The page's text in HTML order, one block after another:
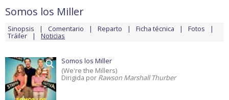
Somos los Miller
Sinopsis Comentario Reparto Ficha técnica Fotos
Tráiler Noticias
Somos los Miller
(We're the Millers)
Dirigida por Rawson Marshall Thurber